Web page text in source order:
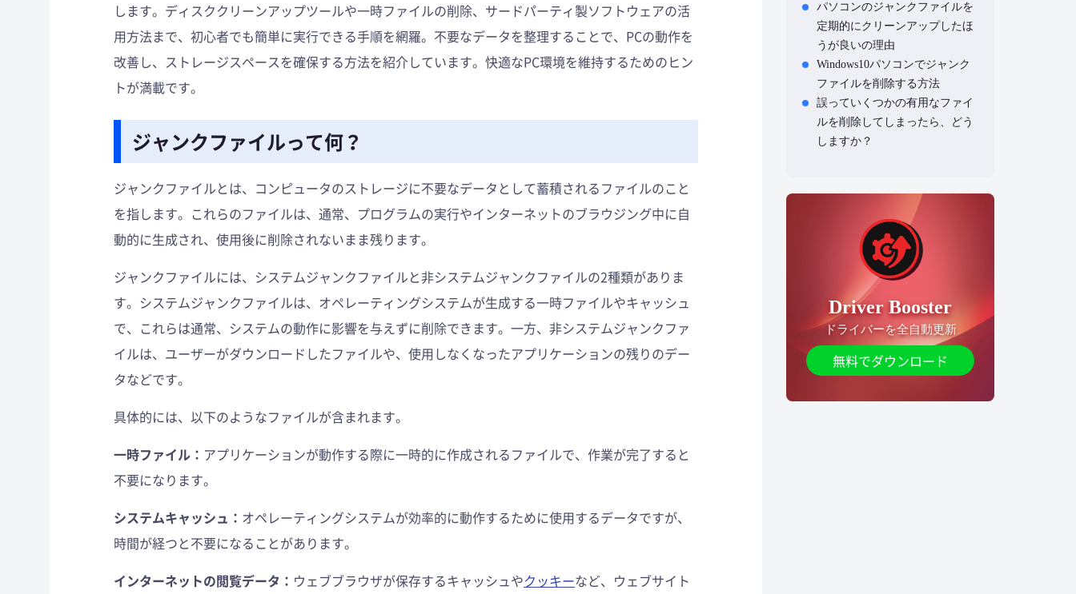
します。ディスククリーンアップツールや一時ファイルの削除、サードパーティ製ソフトウェアの活
用方法まで、初心者でも簡単に実行できる手順を網羅。不要なデータを整理することで、PCの動作を
改善し、ストレージスペースを確保する方法を紹介しています。快適なPC環境を維持するためのヒン
トが満載です。
ジャンクファイルって何？
ジャンクファイルとは、コンピュータのストレージに不要なデータとして蓄積されるファイルのこと
を指します。これらのファイルは、通常、プログラムの実行やインターネットのブラウジング中に自
動的に生成され、使用後に削除されないまま残ります。
ジャンクファイルには、システムジャンクファイルと非システムジャンクファイルの2種類がありま
す。システムジャンクファイルは、オペレーティングシステムが生成する一時ファイルやキャッシュ
で、これらは通常、システムの動作に影響を与えずに削除できます。一方、非システムジャンクファ
イルは、ユーザーがダウンロードしたファイルや、使用しなくなったアプリケーションの残りのデー
タなどです。
具体的には、以下のようなファイルが含まれます。
一時ファイル： アプリケーションが動作する際に一時的に作成されるファイルで、作業が完了すると
不要になります。
システムキャッシュ： オペレーティングシステムが効率的に動作するために使用するデータですが、
時間が経つと不要になることがあります。
インターネットの閲覧データ： ウェブブラウザが保存するキャッシュやクッキーなど、ウェブサイト
パソコンのジャンクファイルを
定期的にクリーンアップしたほ
うが良いの理由
Windows10パソコンでジャンク
ファイルを削除する方法
誤っていくつかの有用なファイ
ルを削除してしまったら、どう
しますか？
Driver Booster
ドライバーを全自動更新
無料でダウンロード